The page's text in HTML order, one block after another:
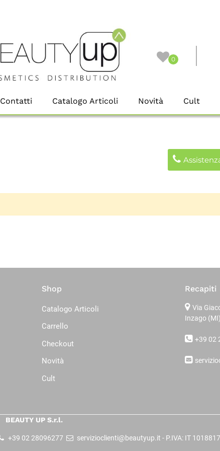
0
Contatti Catalogo Articoli Novità Cult
Shop
Catalogo Articoli
Carrello
Checkout
Novità
Cult
Recapiti
Via
Inzago (MI)
+39 02
BEAUTY UP S.r.l.
+39 02 28096277 servizioclienti@beautyup.it - P.IVA: IT